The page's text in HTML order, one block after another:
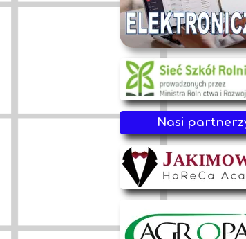
Nasi